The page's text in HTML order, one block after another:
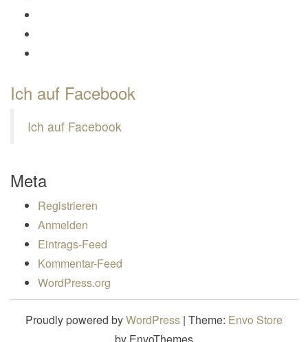
Ich auf Facebook
Ich auf Facebook
Meta
Registrieren
Anmelden
Eintrags-Feed
Kommentar-Feed
WordPress.org
Proudly powered byWordPress | Theme: Envo Store